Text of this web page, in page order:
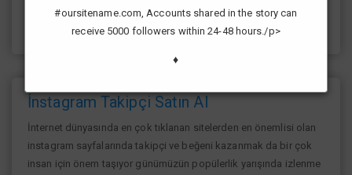
kredilerden her gün yararlanıp sayfanızı yüksek seviyelere
ulaştırabilirsiniz.
İnstagram Takipçi Satın Al
İnternet dünyasında en çok tıklanan sitelerden en önemlisi olan
instagram sayfalarında takipçi ve beğeni kazanmak da bir çok
insan için önem taşıyor günümüzün popülerlik yarışında izlenme
#oursitename.com, Accounts shared in the story can
receive 5000 followers within 24-48 hours./p>
♦